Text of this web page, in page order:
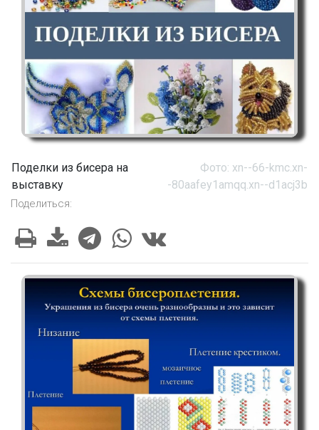
Поделки из бисера на
выставку
Фото: xn--66-kmc.xn-
-80aafey1amqq.xn--d1acj3b
Поделиться: